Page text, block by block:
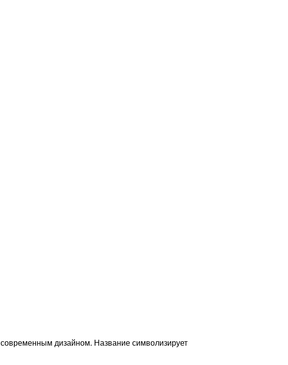
дизайном. Название символизирует